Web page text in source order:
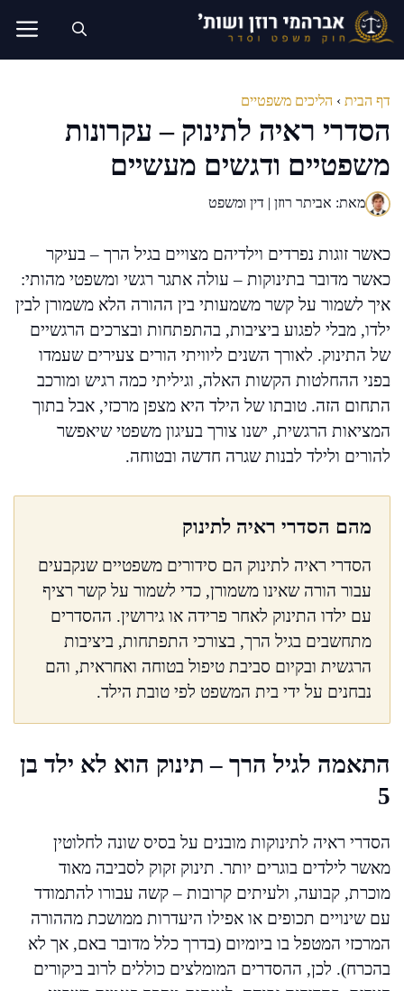
לדלג
לתוכן
דף הבית › הליכים משפטיים
הסדרי ראיה לתינוק – עקרונות
משפטיים ודגשים מעשיים
מאת: אביתר רוזן | דין ומשפט
כאשר זוגות נפרדים וילדיהם מצויים בגיל הרך – בעיקר
כאשר מדובר בתינוקות – עולה אתגר רגשי ומשפטי מהותי:
איך לשמור על קשר משמעותי בין ההורה הלא משמורן לבין
ילדו, מבלי לפגוע ביציבות, בהתפתחות ובצרכים הרגשיים
של התינוק. לאורך השנים ליוויתי הורים צעירים שעמדו
בפני ההחלטות הקשות האלה, וגיליתי כמה רגיש ומורכב
התחום הזה. טובתו של הילד היא מצפן מרכזי, אבל בתוך
המציאות הרגשית, ישנו צורך בעיגון משפטי שיאפשר
להורים ולילד לבנות שגרה חדשה ובטוחה.
מהם הסדרי ראיה לתינוק
הסדרי ראיה לתינוק הם סידורים משפטיים שנקבעים
עבור הורה שאינו משמורן, כדי לשמור על קשר רציף
עם ילדו התינוק לאחר פרידה או גירושין. ההסדרים
מתחשבים בגיל הרך, בצורכי התפתחות, ביציבות
הרגשית ובקיום סביבת טיפול בטוחה ואחראית, והם
נבחנים על ידי בית המשפט לפי טובת הילד.
התאמה לגיל הרך – תינוק הוא לא ילד בן
5
הסדרי ראיה לתינוקות מובנים על בסיס שונה לחלוטין
מאשר לילדים בוגרים יותר. תינוק זקוק לסביבה מאוד
מוכרת, קבועה, ולעיתים קרובות – קשה עבורו להתמודד
עם שינויים תכופים או אפילו היעדרות ממושכת מההורה
המרכזי המטפל בו ביומיום (בדרך כלל מדובר באם, אך לא
בהכרח). לכן, ההסדרים המומלצים כוללים לרוב ביקורים